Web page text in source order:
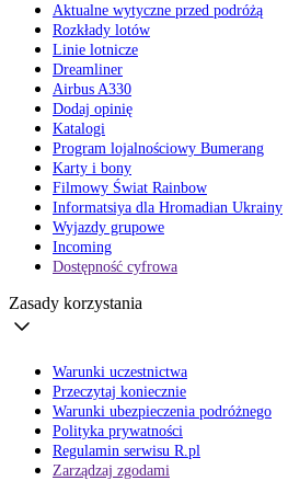
Aktualne wytyczne przed podróżą
Rozkłady lotów
Linie lotnicze
Dreamliner
Airbus A330
Dodaj opinię
Katalogi
Program lojalnościowy Bumerang
Karty i bony
Filmowy Świat Rainbow
Informatsiya dla Hromadian Ukrainy
Wyjazdy grupowe
Incoming
Dostępność cyfrowa
Zasady korzystania
Warunki uczestnictwa
Przeczytaj koniecznie
Warunki ubezpieczenia podróżnego
Polityka prywatności
Regulamin serwisu R.pl
Zarządzaj zgodami